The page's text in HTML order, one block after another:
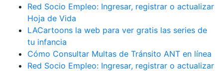
Red Socio Empleo: Ingresar, registrar o actualizar
Hoja de Vida
LACartoons la web para ver gratis las series de
tu infancia
Cómo Consultar Multas de Tránsito ANT en línea
Red Socio Empleo: Ingresar, registrar o actualizar